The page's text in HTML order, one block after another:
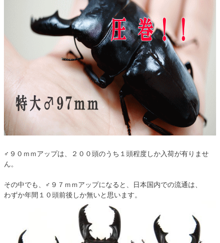
♂９０ｍｍアップは、２００頭のうち１頭程度しか入荷が有りませ
ん。
その中でも、♂９７ｍｍアップになると、日本国内での流通は、
わずか年間１０頭前後しか無いと思います。